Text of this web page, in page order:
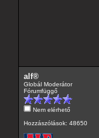
alf®
Globál Moderátor
Fórumfüggő
Nem elérhető
Hozzászólások: 48650